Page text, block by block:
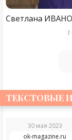
ТЕКСТОВЫЕ
30 мая 2023
ok-magazine.ru